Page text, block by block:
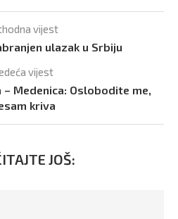
vijest
ulazak u Srbiju
vijest
– Medenica: Oslobodite me,
kriva
JOŠ: